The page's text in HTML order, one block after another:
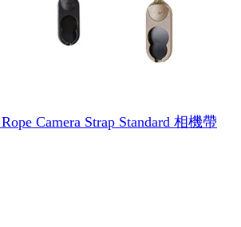
Camera Strap Standard 相機帶